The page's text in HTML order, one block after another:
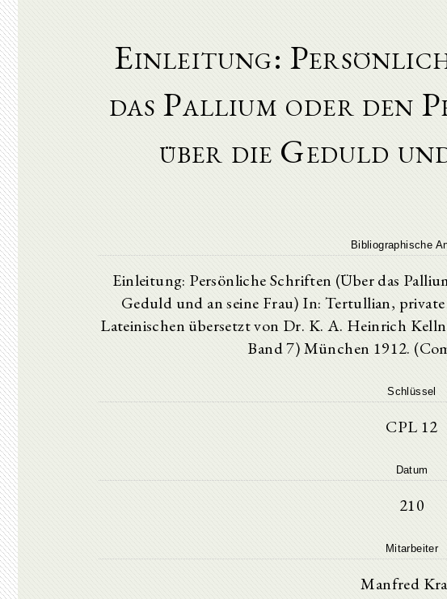
Einleitung:
das Pallium oder den
über die Geduld
Bibliographische
Einleitung: Persönliche Schriften (Über das
Geduld und an seine Frau) In: Tertullian,
Lateinischen übersetzt von Dr. K. A. Heinrich
Band 7) München 1912.
Schlüssel
CPL 12
Datum
210
Mitarbeiter
Manfred